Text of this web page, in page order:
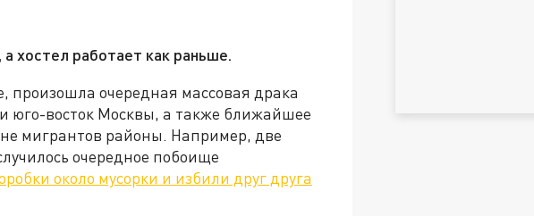
хостел работает как раньше.
произошла очередная массовая драка
юго-восток Москвы, а также ближайшее
мигрантов районы. Например, две
очередное побоище
около мусорки и избили друг друга